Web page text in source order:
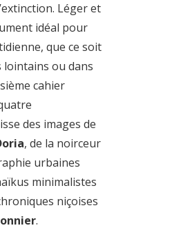
Léger et
idéal pour
que ce soit
lointains ou dans
cahier
des images de
, de la noirceur
urbaines
minimalistes
niçoises
.